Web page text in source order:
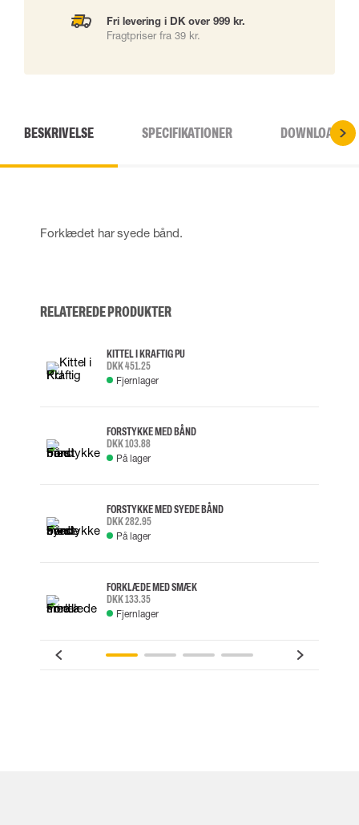
Fri levering i DK over 999 kr.
Fragtpriser fra 39 kr.
BESKRIVELSE SPECIFIKATIONER DOWNLOADS
Forklædet har syede bånd.
RELATEREDE PRODUKTER
KITTEL I KRAFTIG PU
DKK 451.25
Fjernlager
FORSTYKKE MED BÅND
DKK 103.88
På lager
FORSTYKKE MED SYEDE BÅND
DKK 282.95
På lager
FORKLÆDE MED SMÆK
DKK 133.35
Fjernlager